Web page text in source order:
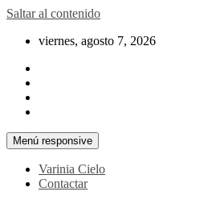
Saltar al contenido
viernes, agosto 7, 2026
Menú responsive
Varinia Cielo
Contactar